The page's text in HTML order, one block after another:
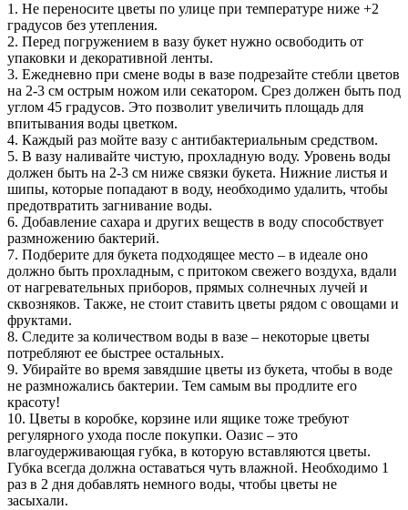
1. Не переносите цветы по улице при температуре ниже +2
градусов без утепления.
2. Перед погружением в вазу букет нужно освободить от
упаковки и декоративной ленты.
3. Ежедневно при смене воды в вазе подрезайте стебли цветов
на 2-3 см острым ножом или секатором. Срез должен быть под
углом 45 градусов. Это позволит увеличить площадь для
впитывания воды цветком.
4. Каждый раз мойте вазу с антибактериальным средством.
5. В вазу наливайте чистую, прохладную воду. Уровень воды
должен быть на 2-3 см ниже связки букета. Нижние листья и
шипы, которые попадают в воду, необходимо удалить, чтобы
предотвратить загнивание воды.
6. Добавление сахара и других веществ в воду способствует
размножению бактерий.
7. Подберите для букета подходящее место – в идеале оно
должно быть прохладным, с притоком свежего воздуха, вдали
от нагревательных приборов, прямых солнечных лучей и
сквозняков. Также, не стоит ставить цветы рядом с овощами и
фруктами.
8. Следите за количеством воды в вазе – некоторые цветы
потребляют ее быстрее остальных.
9. Убирайте во время завядшие цветы из букета, чтобы в воде
не размножались бактерии. Тем самым вы продлите его
красоту!
10. Цветы в коробке, корзине или ящике тоже требуют
регулярного ухода после покупки. Оазис – это
влагоудерживающая губка, в которую вставляются цветы.
Губка всегда должна оставаться чуть влажной. Необходимо 1
раз в 2 дня добавлять немного воды, чтобы цветы не
засыхали.